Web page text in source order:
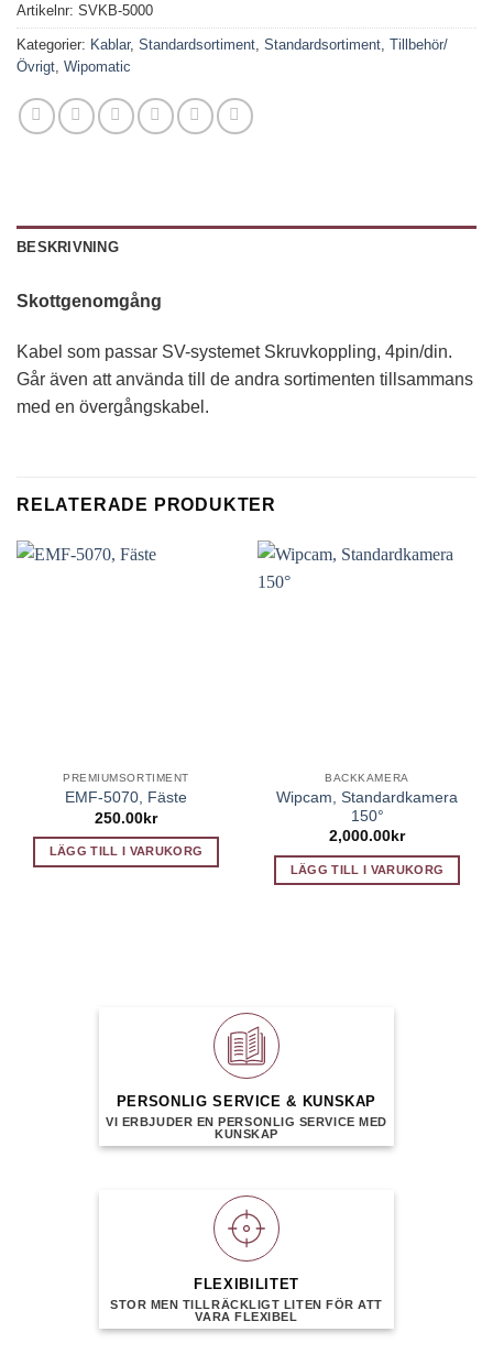
Artikelnr: SVKB-5000
Kategorier: Kablar, Standardsortiment, Standardsortiment, Tillbehör/
Övrigt, Wipomatic
BESKRIVNING
Skottgenomgång
Kabel som passar SV-systemet Skruvkoppling, 4pin/din.
Går även att använda till de andra sortimenten tillsammans
med en övergångskabel.
RELATERADE PRODUKTER
PREMIUMSORTIMENT
EMF-5070, Fäste
250.00kr
LÄGG TILL I VARUKORG
BACKKAMERA
Wipcam, Standardkamera
150°
2,000.00 kr
LÄGG TILL I VARUKORG
PERSONLIG SERVICE & KUNSKAP
VI ERBJUDER EN PERSONLIG SERVICE MED
KUNSKAP
FLEXIBILITET
STOR MEN TILLRÄCKLIGT LITEN FÖR ATT
VARA FLEXIBEL